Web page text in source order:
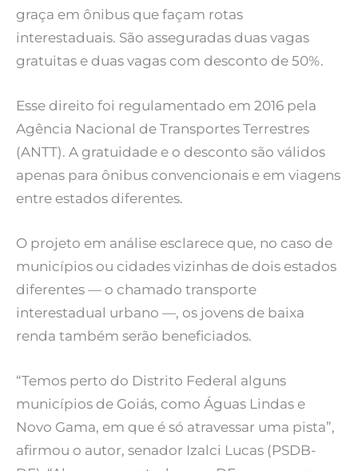
graça em ônibus que façam rotas
interestaduais. São asseguradas duas vagas
gratuitas e duas vagas com desconto de 50%.
Esse direito foi regulamentado em 2016 pela
Agência Nacional de Transportes Terrestres
(ANTT). A gratuidade e o desconto são válidos
apenas para ônibus convencionais e em viagens
entre estados diferentes.
O projeto em análise esclarece que, no caso de
municípios ou cidades vizinhas de dois estados
diferentes — o chamado transporte
interestadual urbano —, os jovens de baixa
renda também serão beneficiados.
“Temos perto do Distrito Federal alguns
municípios de Goiás, como Águas Lindas e
Novo Gama, em que é só atravessar uma pista”,
afirmou o autor, senador Izalci Lucas (PSDB-